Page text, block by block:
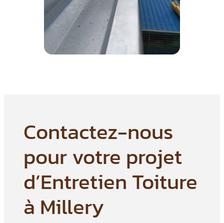
Contactez-nous
pour votre projet
d’Entretien Toiture
à Millery